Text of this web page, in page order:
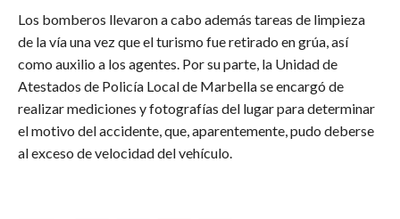
Los bomberos llevaron a cabo además tareas de limpieza
de la vía una vez que el turismo fue retirado en grúa, así
como auxilio a los agentes. Por su parte, la Unidad de
Atestados de Policía Local de Marbella se encargó de
realizar mediciones y fotografías del lugar para determinar
el motivo del accidente, que, aparentemente, pudo deberse
al exceso de velocidad del vehículo.